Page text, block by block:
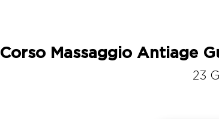
Corso Massaggio Antiage
23